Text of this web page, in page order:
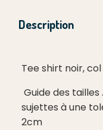
Description
Tee shirt noir,
Guide des tailles
sujettes à une
2cm